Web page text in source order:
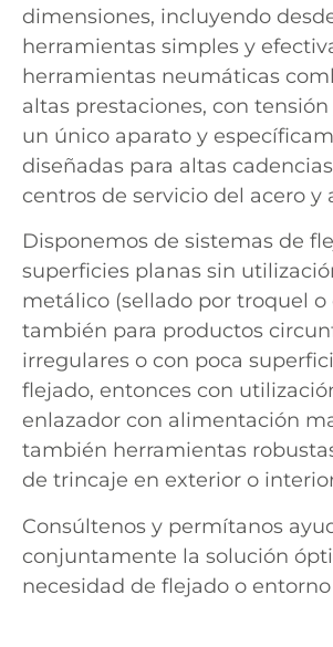
dimensiones, incluyendo
herramientas simples y
herramientas neumáticas
altas prestaciones, con
un único aparato y
diseñadas para altas
centros de servicio del acero y
Disponemos de sistemas de
superficies planas sin
metálico (sellado por troquel
también para productos
irregulares o con poca
flejado, entonces con
enlazador con alimentación
también herramientas
de trincaje en exterior o
Consúltenos y permítanos
conjuntamente la solución
necesidad de flejado o